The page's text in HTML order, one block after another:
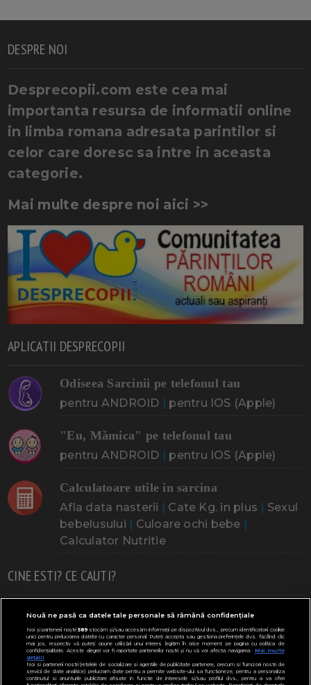
DESPRE NOI
Desprecopii.com este cea mai
importanta resursa de informatii online
in limba romana adresata parintilor si
celor care doresc sa intre in aceasta
categorie.
Mai multe despre noi aici >>
APLICATII DESPRECOPII
Odiseea Sarcinii pe telefonul tau
pentru ANDROID | pentru IOS (Apple)
"Eu, Mămica" pe telefonul tau
pentru ANDROID | pentru IOS (Apple)
Calculatoare utile in sarcina
Afla data nasterii | Cate Kg. in plus | Sexul
bebelusului | Culoare ochi bebe |
Calculator Nutritie
CINE ESTI? CE CAUTI?
Doresc un copil Adoptia Probleme cu sarcina
Urmeaza sa nasc Probleme alaptare Bebe plange
Bebe febra Caut bona Cresa, Gradinta
Mergem la scoala Copil bolnav Copii cu nevoi speciale
Nouă ne pasă ca datele tale personale să rămână confidențiale
Noi și partenerii noștri589stocăm și/sau accesăm informații pe dispozitivul dvs., precum identificatorii cookie
unici pentru prelucrarea datelor cu caracter personal. Puteți accepta sau gestiona preferințele dvs. făcând clic
mai jos, respectiv vă puteți opune utilizării unui interes legitim în orice moment pe pagina cu politica de
confidențialitate. Aceste alegeri vor fi raportate partenerilor noștri și nu vă vor afecta navigarea.
Mai multe
detalii
Noi si partenerii nostri (retelele de socializare si agentiile de publicitate partenere, precum si furnizorii nostri de
servicii de date analitice) prelucram date pentru a permite website-ului sa functioneze, pentru a personaliza
continutul si anunturile publicitare afisate in functie de interesele si/sau profilul dvs., pentru a va oferi